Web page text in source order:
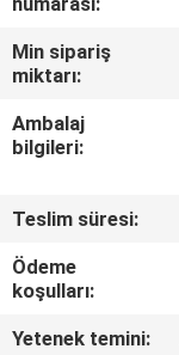
TURU
KALITE
BIZE
ULAŞIN
Min sipariş
miktarı:
Ambalaj
bilgileri:
Teslim süresi:
Ödeme
koşulları:
Yetenek temini: